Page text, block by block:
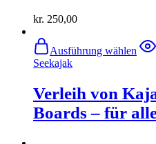
kr. 250,00
Ausführung wählen
auf.
Die
Seekajak
Verleih von
Boards – für